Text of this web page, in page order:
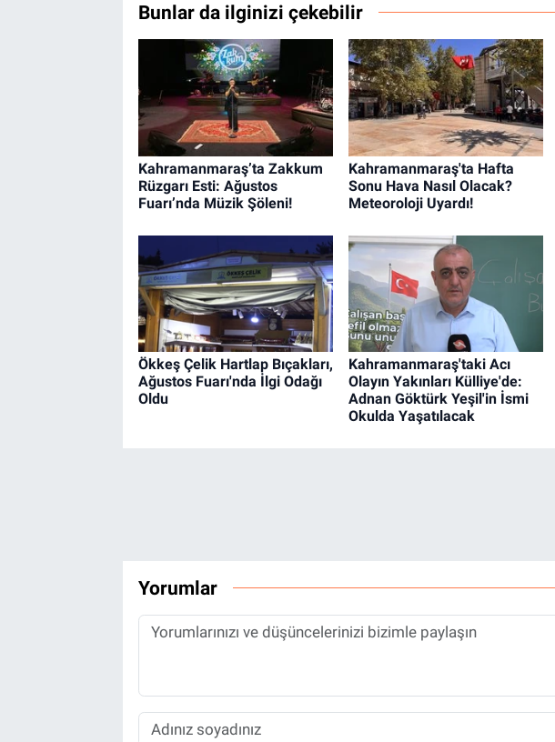
Bunlar da ilginizi çekebilir
Kahramanmaraş’ta Zakkum
Rüzgarı Esti: Ağustos
Fuarı’nda Müzik Şöleni!
Kahramanmaraş'ta Hafta
Sonu Hava Nasıl Olacak?
Meteoroloji Uyardı!
Ökkeş Çelik Hartlap Bıçakları,
Ağustos Fuarı'nda İlgi Odağı
Oldu
Kahramanmaraş'taki Acı
Olayın Yakınları Külliye'de:
Adnan Göktürk Yeşil'in İsmi
Okulda Yaşatılacak
Yorumlar